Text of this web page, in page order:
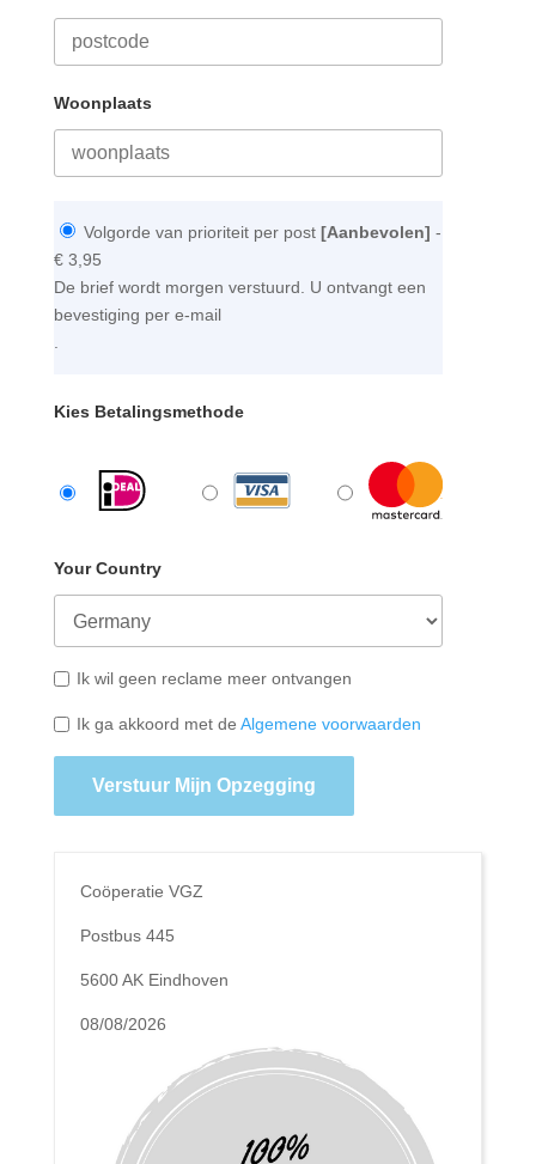
Woonplaats
Volgorde van prioriteit per post [Aanbevolen] -
€ 3,95
De brief wordt morgen verstuurd. U ontvangt een
bevestiging per e-mail
.
Kies Betalingsmethode
Your Country
Ik wil geen reclame meer ontvangen
Ik ga akkoord met de Algemene voorwaarden
Verstuur Mijn Opzegging
Coöperatie VGZ
Postbus 445
5600 AK Eindhoven
08/08/2026